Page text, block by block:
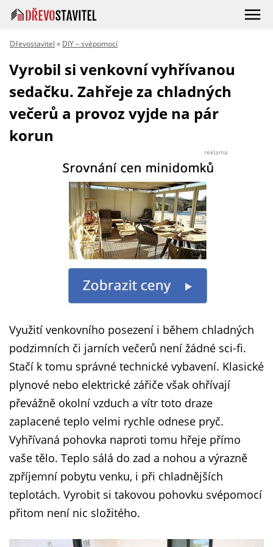
Dřevostavitel » DIY – svépomocí
Vyrobil si venkovní vyhřívanou
sedačku. Zahřeje za chladných
večerů a provoz vyjde na pár
korun
reklama
Využití venkovního posezení i během chladných
podzimních či jarních večerů není žádné sci-fi.
Stačí k tomu správné technické vybavení. Klasické
plynové nebo elektrické zářiče však ohřívají
převážně okolní vzduch a vítr toto draze
zaplacené teplo velmi rychle odnese pryč.
Vyhřívaná pohovka naproti tomu hřeje přímo
vaše tělo. Teplo sálá do zad a nohou a výrazně
zpříjemní pobytu venku, i při chladnějších
teplotách. Vyrobit si takovou pohovku svépomocí
přitom není nic složitého.